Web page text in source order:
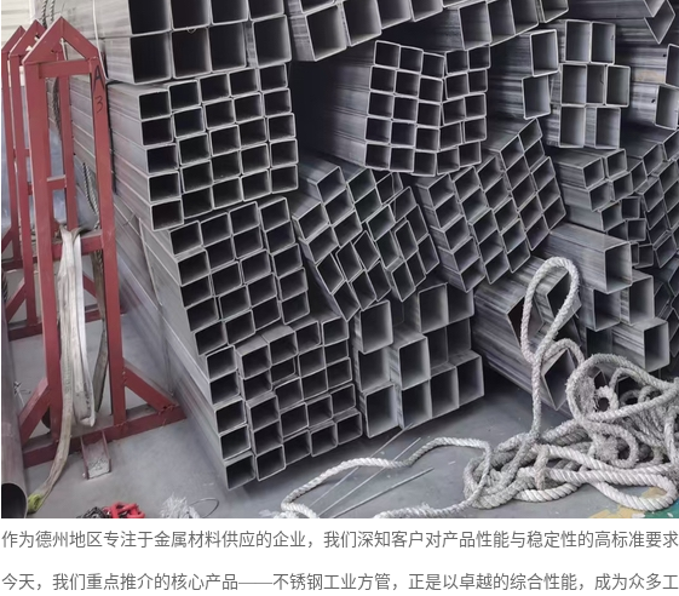
作为德州地区专注于金属材料供应的企业，我们深知客户对产品性能与稳定性的高标准要求
今天，我们重点推介的核心产品——不锈钢工业方管，正是以卓越的综合性能，成为众多工